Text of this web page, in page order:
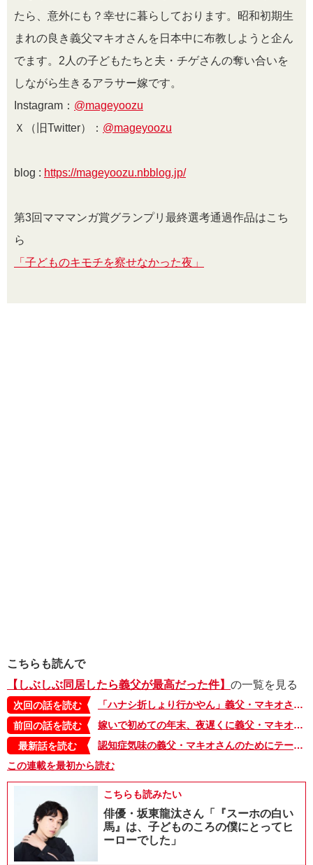
たら、意外にも？幸せに暮らしております。昭和初期生
まれの良き義父マキオさんを日本中に布教しようと企ん
でます。 2 人の子どもたちと夫・チゲさんの奪い合いを
しながら生きるアラサー嫁です。
Instagram： @mageyoozu
Ｘ（旧Twitter）： @mageyoozu
blog : https://mageyoozu.nbblog.jp/
第3回マママンガ賞グランプリ最終選考通過作品はこち
ら
「子どものキモチを察せなかった夜」
こちらも読んで
【しぶしぶ同居したら義父が最高だった件】 の一覧を見る
次回の話を読む
「ハナシ折しょり行かやん」義父・マキオさんの月末のルーティン。そして私のルーティンは…【しぶしぶ同居したら義父が最高だった件・64】
前回の話を読む
嫁いで初めての年末、夜遅くに義父・マキオさんの姿を見かけた理由は…【しぶしぶ同居したら義父が最高だった件・62】
最新話を読む
認知症気味の義父・マキオさんのためにテーブルに置いた味噌汁がいつの間にか…【しぶしぶ同居したら義父が最高だった件・103】
この連載を最初から読む
こちらも読みたい
俳優・坂東龍汰さん「『スーホの白い
馬』は、子どものころの僕にとってヒ
ーローでした」